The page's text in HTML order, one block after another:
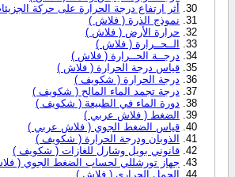
أثر ارتفاع درجة الحرارة على حركة
نموذج الذرة ( فلاش )
حرارة الأرض ( فلاش )
الــحــرارة ( فلاش )
درجــة الحــرارة ( فلاش )
قياس درجة الحرارة ( فلاش )
درجة الحرارة ( شكويف )
درجة تجمد الماء المالح ( شكويف )
دورة الماء في الطبيعة ( شكويف )
الضغط ( فلاش عربي )
قياس الضغط الجوي ( فلاش عربي )
الذوبان ودرجة الحرارة ( شكويف )
قانوني بويل وشارل للغازات ( شكويف )
جهاز تورشللي لحساب الضغط الجوي (
الحمل الحراري ( فلاش )